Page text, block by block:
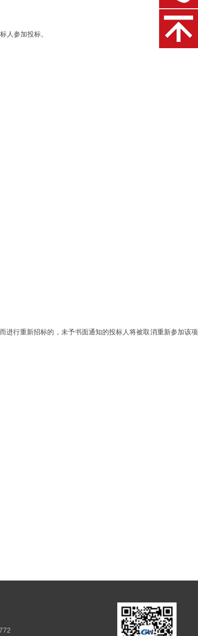
人参加投标。
进行重新招标的，未予书面通知的投标人将被取消重新参加该项